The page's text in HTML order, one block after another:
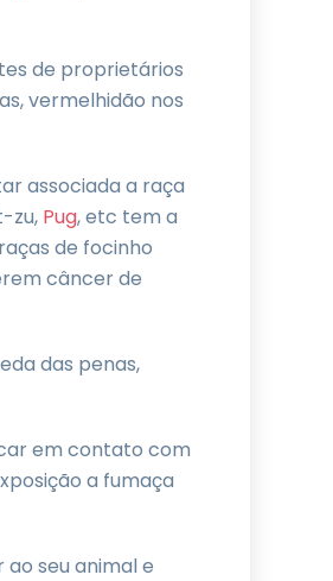
de proprietários
vermelhidão nos
associada a raça
zu, Pug, etc tem a
de focinho
câncer de
das penas,
em contato com
a fumaça
seu animal e